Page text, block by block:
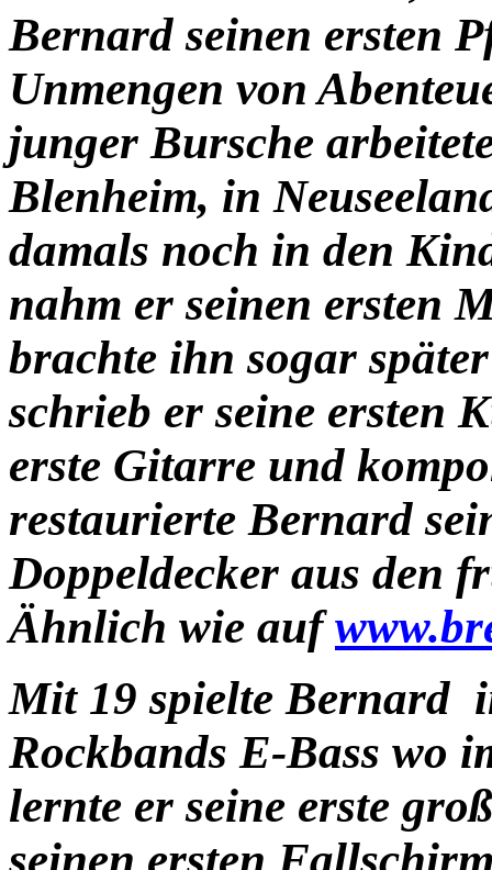
Bernard seinen ersten
Unmengen von
junger Bursche
Blenheim, in
damals noch in den
nahm er seinen ersten
brachte ihn sogar
schrieb er seine ersten
erste Gitarre und
restaurierte Bernard
Doppeldecker aus den
Ähnlich wie auf
Mit 19 spielte Bernard
Rockbands E-Bass wo
lernte er seine erste
seinen ersten